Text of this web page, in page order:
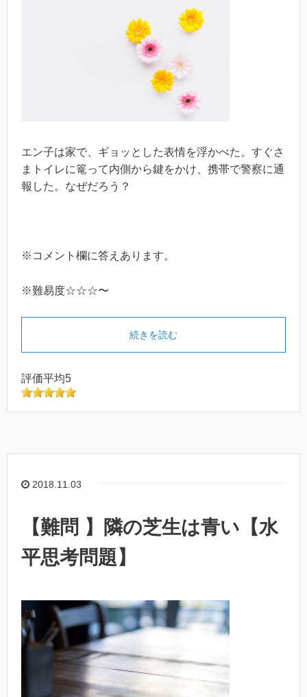
エン子は家で、ギョッとした表情を浮かべた。すぐさ
まトイレに篭って内側から鍵をかけ、携帯で警察に通
報した。なぜだろう？
※コメント欄に答えあります。
※難易度☆☆☆〜
続きを読む
評価平均5
2018.11.03
【難問 】隣の芝生は青い【水
平思考問題】